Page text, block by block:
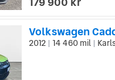
Volkswagen
2012 14 460 mil